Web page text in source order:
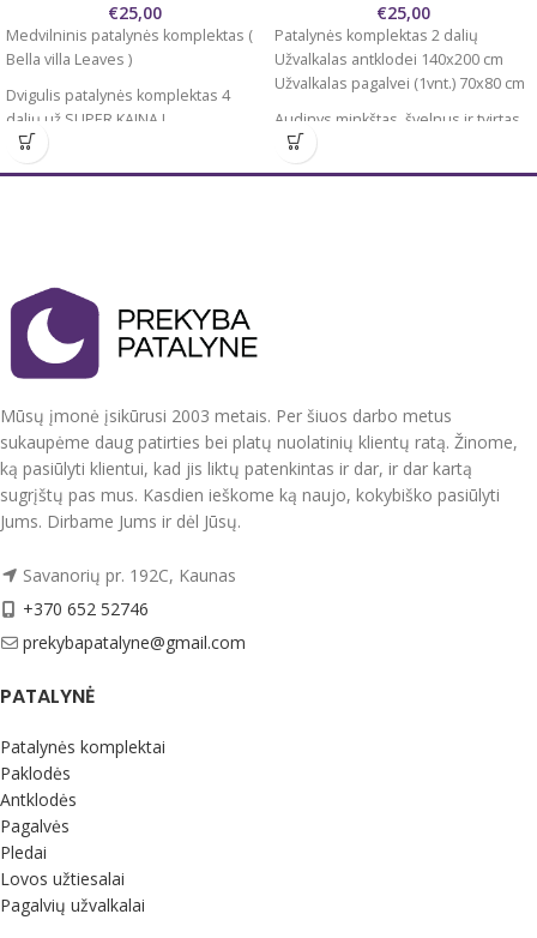
€25,00
Medvilninis patalynės komplektas (
Bella villa Leaves )
Dvigulis patalynės komplektas 4
dalių už SUPER KAINĄ !
Audinys 100 % medvilnė
Pagalvių užvalkalai 50x70 cm 2 vnt.
Antklodės užvalkalas užsegamas
užtrauktuku, pagalvių užvalkalai su
oxford apsiuvimu voko tipo
įvilkimas.
Patalynės komplektai supakuoti
dailioje dėžutėje. Tinkami dovanoti.
Pagaminta Ukrainoje.
Skalbti išverstus į blogąją pusę iki 40
laipsnių temperatūroje, su panašių
spalvų skalbiniais.
tausojantį medvilninių audinių
skalbiklis TENETEX
€25,00
Patalynės komplektas 2 dalių
Užvalkalas antklodei 140x200 cm
Užvalkalas pagalvei (1vnt.) 70x80 cm
Audinys minkštas, švelnus ir tvirtas.
Aukščiausia kokybė
100% medvilnė
Mūsų įmonė įsikūrusi 2003 metais. Per šiuos darbo metus
sukaupėme daug patirties bei platų nuolatinių klientų ratą. Žinome,
ką pasiūlyti klientui, kad jis liktų patenkintas ir dar, ir dar kartą
sugrįštų pas mus. Kasdien ieškome ką naujo, kokybiško pasiūlyti
Jums. Dirbame Jums ir dėl Jūsų.
Savanorių pr. 192C, Kaunas
+370 652 52746
prekybapatalyne@gmail.com
PATALYNĖ
Patalynės komplektai
Paklodės
Antklodės
Pagalvės
Pledai
Lovos užtiesalai
Pagalvių užvalkalai